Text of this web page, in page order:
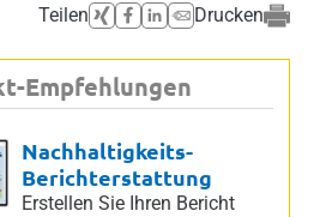
Teilen Drucken
Empfehlungen
Nachhaltigkeits-
Berichterstattung
Erstellen Sie Ihren Bericht